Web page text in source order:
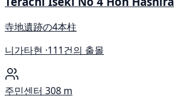
寺地遺跡の4本柱
니가타현 ·111건의 출몰
주민센터 308 m